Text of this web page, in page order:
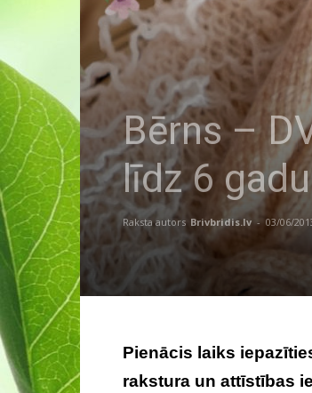
Bērns –
līdz 6
Raksta autors Brivbridis.lv - 03/06/
Pienācis laiks
rakstura un attīstības